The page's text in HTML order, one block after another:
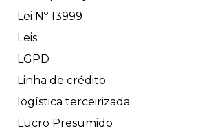
Lei Nº 13999
Leis
LGPD
Linha de crédito
logística terceirizada
Lucro Presumido